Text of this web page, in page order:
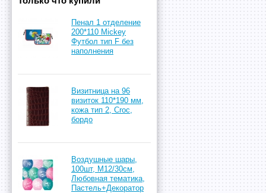
Пенал 1 отделение
200*110 Mickey
Футбол тип F без
наполнения
Визитница на 96
визиток 110*190 мм,
кожа тип 2, Croc,
бордо
Воздушные шары,
100шт, М12/30см,
Любовная тематика,
Пастель+Декоратор